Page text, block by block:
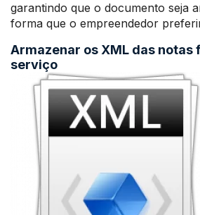
garantindo que o documento seja
forma que o empreendedor
Armazenar os XML das notas
serviço